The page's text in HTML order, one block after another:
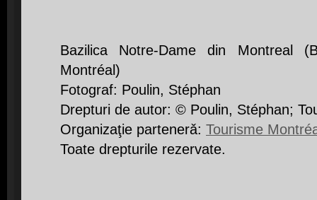
Bazilica Notre-Dame din Montreal
Montréal)
Fotograf: Poulin, Stéphan
Drepturi de autor: © Poulin, Stéphan;
Organizaţie partenerǎ: Tourisme
Toate drepturile rezervate.